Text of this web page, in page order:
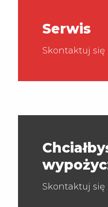
Serwis
Skontaktuj się
Skontaktuj się